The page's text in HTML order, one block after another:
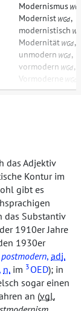
Modernismus
Modernist WGd,
modernistisch
Modernität WGd,
unmodern WGd,
vormodern WGd,
Vormoderne
WGd
das Adjektiv
Kontur im
gibt es
das Substantiv
1910er Jahre
1930er
postmodern, adj.
n. im 3OED); in
sogar einen
an (vgl.